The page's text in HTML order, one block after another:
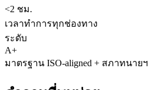
<2 ชม.
เวลาทำการทุกช่องทาง
ระดับ
A+
มาตรฐาน ISO-aligned + สภาทนายฯ